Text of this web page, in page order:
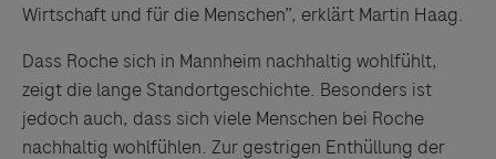
Wirtschaft und für die Menschen”, erklärt Martin Haag.
Dass Roche sich in Mannheim nachhaltig wohlfühlt,
zeigt die lange Standortgeschichte. Besonders ist
jedoch auch, dass sich viele Menschen bei Roche
nachhaltig wohlfühlen. Zur gestrigen Enthüllung der